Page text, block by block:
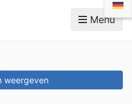
Menu
weergeven